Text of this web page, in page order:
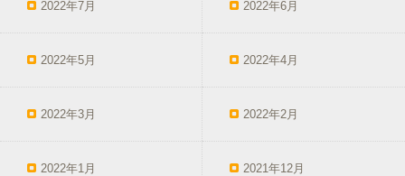
2022年7月 2022年6月
2022年5月 2022年4月
2022年3月 2022年2月
2022年1月 2021年12月